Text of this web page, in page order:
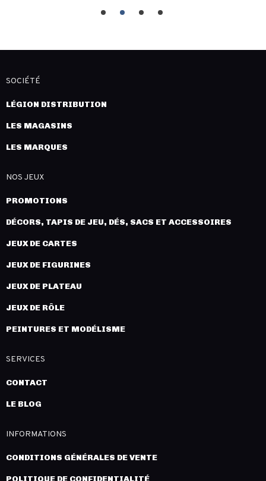
SOCIÉTÉ
LÉGION DISTRIBUTION
LES MAGASINS
LES MARQUES
NOS JEUX
PROMOTIONS
DÉCORS, TAPIS DE JEU, DÉS, SACS ET ACCESSOIRES
JEUX DE CARTES
JEUX DE FIGURINES
JEUX DE PLATEAU
JEUX DE RÔLE
PEINTURES ET MODÉLISME
SERVICES
CONTACT
LE BLOG
INFORMATIONS
CONDITIONS GÉNÉRALES DE VENTE
POLITIQUE DE CONFIDENTIALITÉ